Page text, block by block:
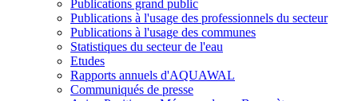
Publications grand public
Publications à l'usage des professionnels du secteur
Publications à l'usage des communes
Statistiques du secteur de l'eau
Etudes
Rapports annuels d'AQUAWAL
Communiqués de presse